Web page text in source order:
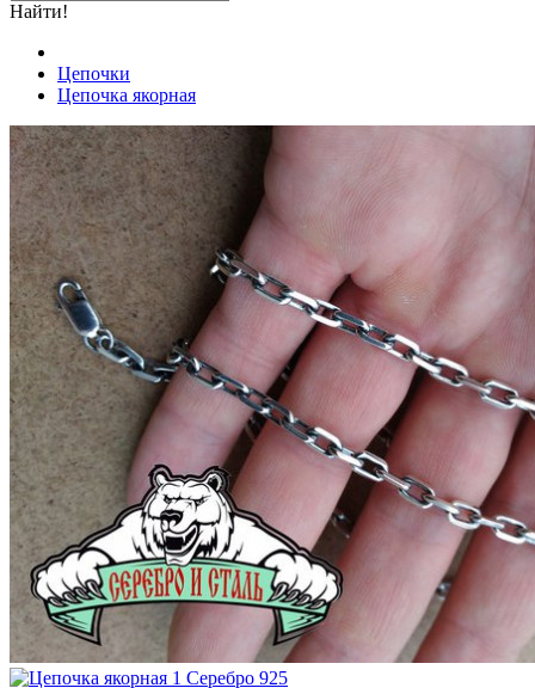
Найти!
Цепочки
Цепочка якорная